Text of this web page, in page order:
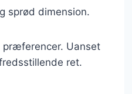
sprød dimension.
præferencer. Uanset
ret.